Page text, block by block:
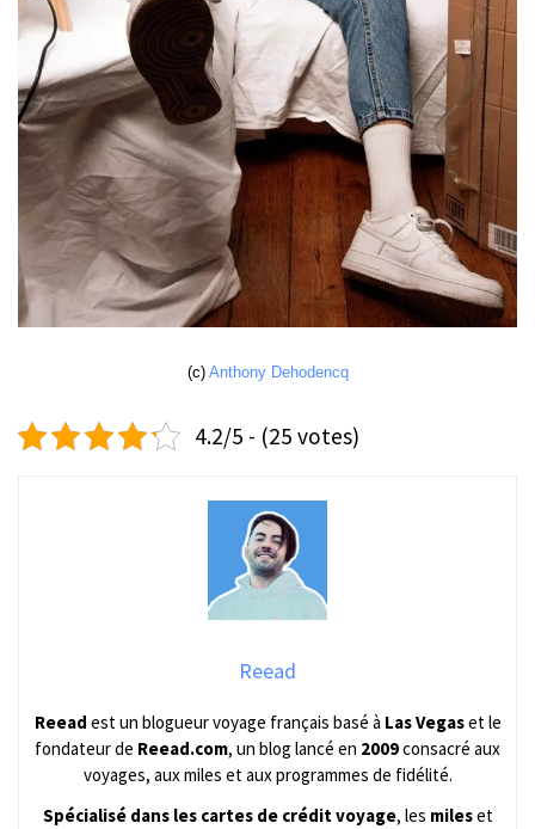
(c) Anthony Dehodencq
4.2/5 - (25 votes)
Reead
Reead est un blogueur voyage français basé à Las Vegaset le
fondateur de Reead.com, un blog lancé en 2009consacré aux
voyages, aux miles et aux programmes de fidélité.
Spécialisé dans les cartes de crédit voyage, les mileset